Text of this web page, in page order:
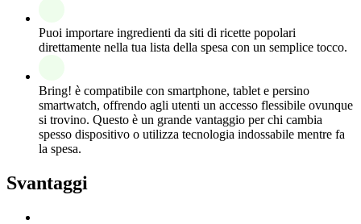
Puoi importare ingredienti da siti di ricette popolari
direttamente nella tua lista della spesa con un semplice tocco.
Bring! è compatibile con smartphone, tablet e persino
smartwatch, offrendo agli utenti un accesso flessibile ovunque
si trovino. Questo è un grande vantaggio per chi cambia
spesso dispositivo o utilizza tecnologia indossabile mentre fa
la spesa.
Svantaggi